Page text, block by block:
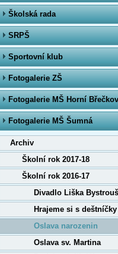
Školská rada
SRPŠ
Sportovní klub
Fotogalerie ZŠ
Fotogalerie MŠ Horní Břečkov
Fotogalerie MŠ Šumná
Archiv
Školní rok 2017-18
Školní rok 2016-17
Divadlo Liška
Hrajeme si s deštníčky
Oslava narozenin
Oslava sv. Martina